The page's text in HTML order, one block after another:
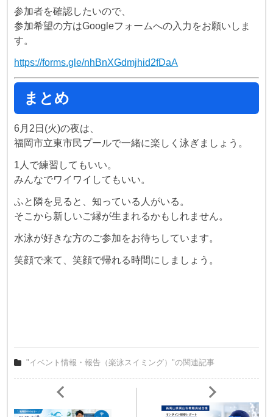
参加者を確認したいので、
参加希望の方はGoogleフォームへの入力をお願いしま
す。
https://forms.gle/nhBnXGdmjhid2fDaA
まとめ
6月2日(火)の夜は、
福岡市立東市民プールで一緒に楽しく泳ぎましょう。
1人で練習してもいい。
みんなでワイワイしてもいい。
ふと隣を見ると、知っている人がいる。
そこから新しいご縁が生まれるかもしれません。
水泳が好きな方のご参加をお待ちしています。
笑顔で来て、笑顔で帰れる時間にしましょう。
"イベント情報・報告（楽泳スイミング）"の関連記事